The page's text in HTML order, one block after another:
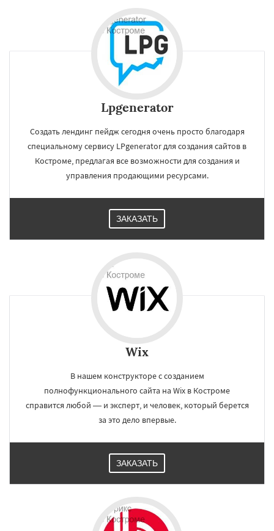
Lpgenerator
Создать лендинг пейдж сегодня очень просто благодаря
специальному сервису LPgenerator для создания сайтов в
Костроме, предлагая все возможности для создания и
управления продающими ресурсами.
ЗАКАЗАТЬ
Wix
В нашем конструкторе c созданием
полнофункционального сайта на Wix в Костроме
справится любой — и эксперт, и человек, который берется
за это дело впервые.
ЗАКАЗАТЬ